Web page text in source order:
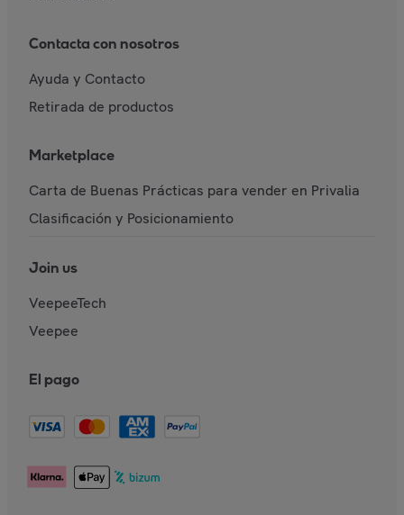
Contacta con nosotros
Ayuda y Contacto
Retirada de productos
Marketplace
Carta de Buenas Prácticas para vender en Privalia
Clasificación y Posicionamiento
Join us
VeepeeTech
Veepee
El pago